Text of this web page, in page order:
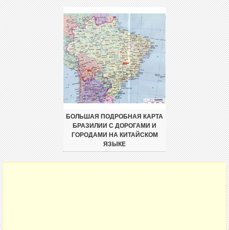
БОЛЬШАЯ ПОДРОБНАЯ КАРТА
БРАЗИЛИИ С ДОРОГАМИ И
ГОРОДАМИ НА КИТАЙСКОМ
ЯЗЫКЕ